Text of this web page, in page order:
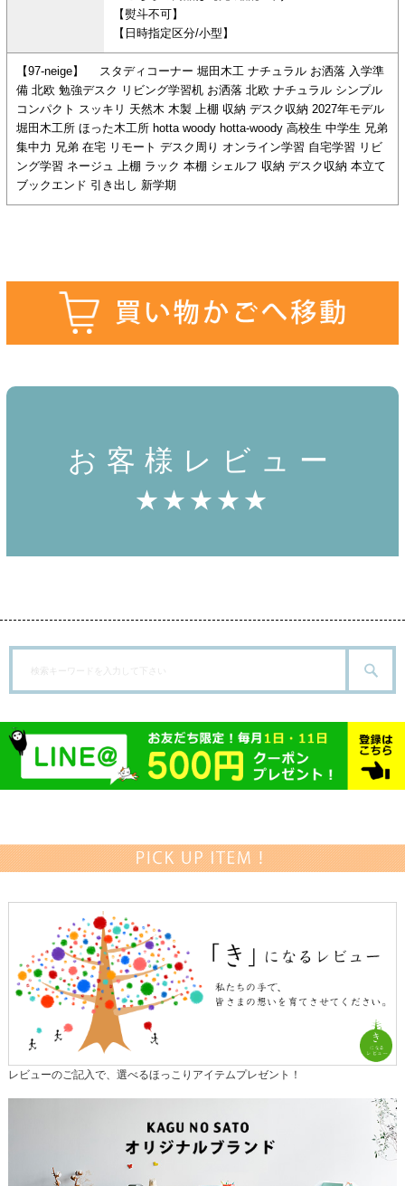
【熨斗不可】
【日時指定区分/小型】
【97-neige】 スタディコーナー 堀田木工 ナチュラル お洒落 入学準
備 北欧 勉強デスク リビング学習机 お洒落 北欧 ナチュラル シンプル
コンパクト スッキリ 天然木 木製 上棚 収納 デスク収納 2027年モデル
堀田木工所 ほった木工所 hotta woody hotta-woody 高校生 中学生 兄弟
集中力 兄弟 在宅 リモート デスク周り オンライン学習 自宅学習 リビ
ング学習 ネージュ 上棚 ラック 本棚 シェルフ 収納 デスク収納 本立て
ブックエンド 引き出し 新学期
お客様レビュー
★★★★★
レビューのご記入で、選べるほっこりアイテムプレゼント！